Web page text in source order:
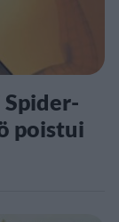
poistui